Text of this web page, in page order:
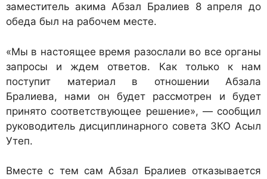
заместитель акима Абзал Бралиев 8 апреля до
обеда был на рабочем месте.
«Мы в настоящее время разослали во все органы
запросы и ждем ответов. Как только к нам
поступит материал в отношении Абзала
Бралиева, нами он будет рассмотрен и будет
принято соответствующее решение», — сообщил
руководитель дисциплинарного совета ЗКО Асыл
Утеп.
Вместе с тем сам Абзал Бралиев отказывается